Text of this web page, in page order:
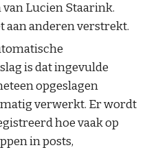
Lucien Staarink.
aan anderen verstrekt.
is dat ingevulde
opgeslagen
verwerkt. Er wordt
hoe vaak op
in posts,